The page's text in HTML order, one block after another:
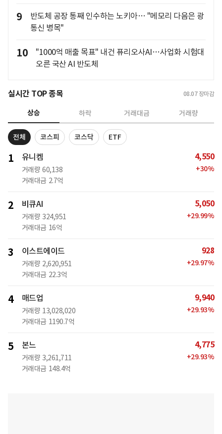
9
반도체 공장 통째 인수하는 노키아… "메모리 다음은 광
통신 병목"
10
"1000억 매출 목표" 내건 퓨리오사AI…사업화 시험대
오른 국산 AI 반도체
실시간 TOP 종목 08.07 장마감
상승 하락 거래대금 거래량
전체 코스피 코스닥 ETF
1 유니켐
거래량 60,138
거래대금 2.7억
4,550
+30%
2 비큐AI
거래량 324,951
거래대금 16억
5,050
+29.99%
3 이스트에이드
거래량 2,620,951
거래대금 22.3억
928
+29.97%
4 매드업
거래량 13,028,020
거래대금 1190.7억
9,940
+29.93%
5 본느
거래량 3,261,711
거래대금 148.4억
4,775
+29.93%